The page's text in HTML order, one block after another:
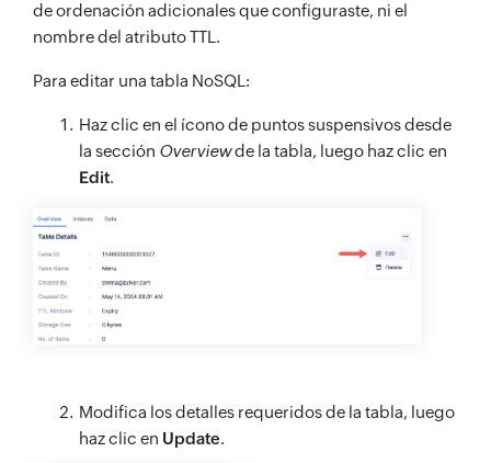
de ordenación adicionales que configuraste, ni el
nombre del atributo TTL.
Para editar una tabla NoSQL:
Haz clic en el ícono de puntos suspensivos desde
la sección Overviewde la tabla, luego haz clic en
Edit.
Modifica los detalles requeridos de la tabla, luego
haz clic en Update.